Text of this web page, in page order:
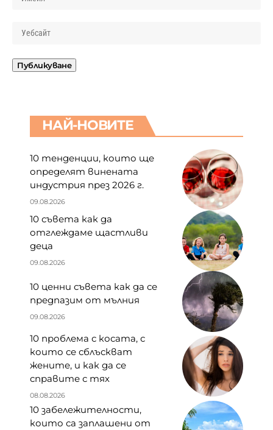
НАЙ-НОВИТЕ
10 тенденции, които ще
определят винената
индустрия през 2026 г.
09.08.2026
10 съвета как да
отглеждаме щастливи
деца
09.08.2026
10 ценни съвета как да се
предпазим от мълния
09.08.2026
10 проблема с косата, с
които се сблъскват
жените, и как да се
справите с тях
08.08.2026
10 забележителности,
които са заплашени от